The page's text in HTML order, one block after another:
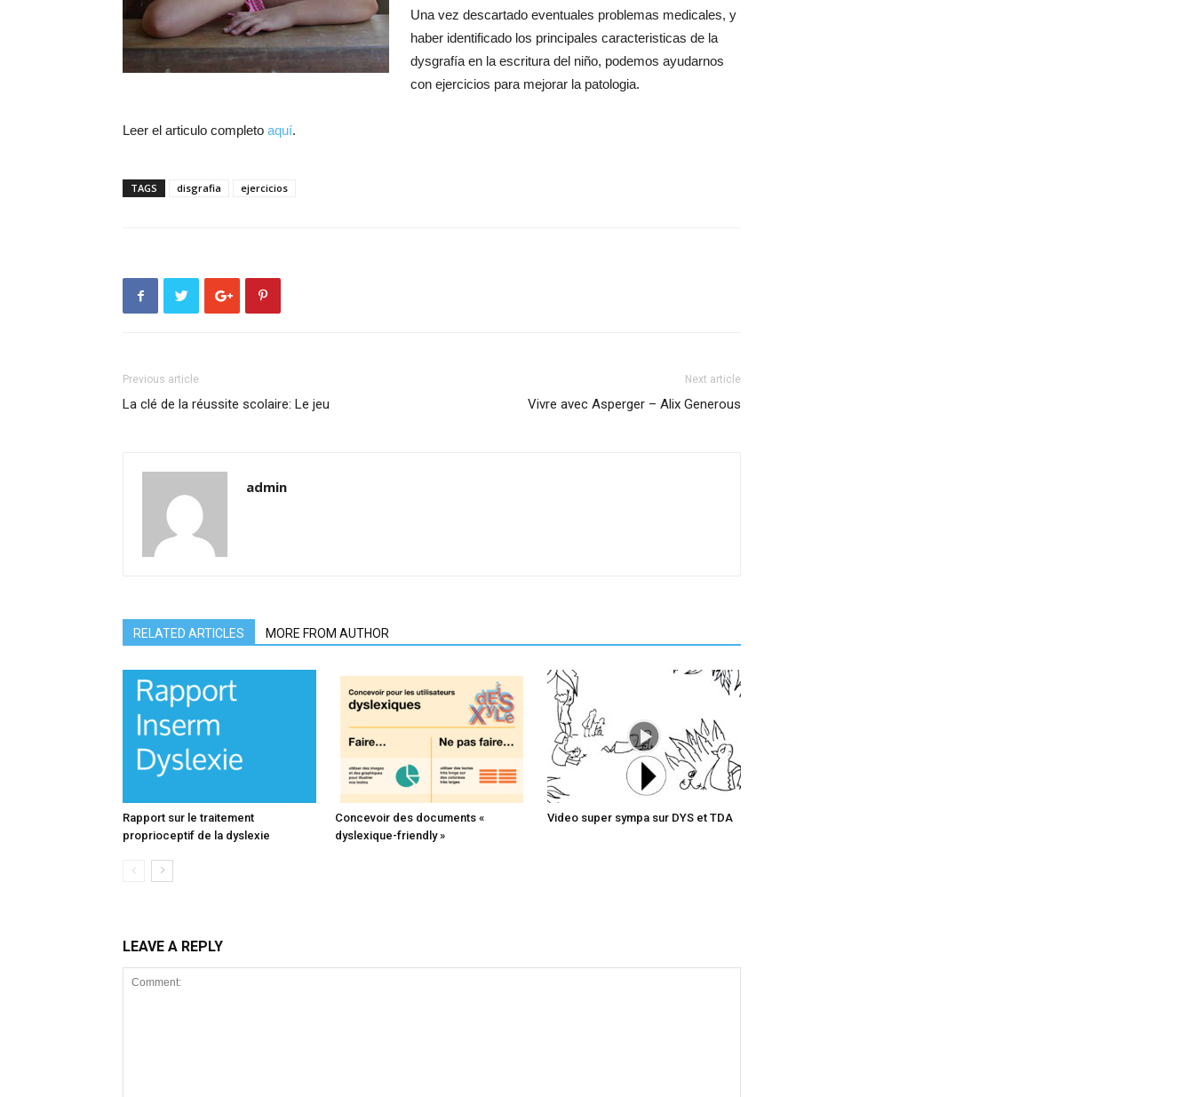
Una vez descartado eventuales problemas medicales, y
haber identificado los principales caracteristicas de la
dysgrafía en la escritura del niño, podemos ayudarnos
con ejercicios para mejorar la patologia.
Leer el articulo completo aquí.
TAGS disgrafia ejercicios
Previous article
La clé de la réussite scolaire: Le jeu
Next article
Vivre avec Asperger – Alix Generous
admin
RELATED ARTICLES MORE FROM AUTHOR
Rapport sur le traitement
proprioceptif de la dyslexie
Concevoir des documents «
dyslexique-friendly »
Video super sympa sur DYS et TDA
LEAVE A REPLY